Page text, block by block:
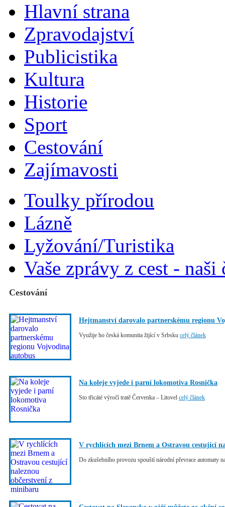
Hlavní strana
Zpravodajství
Publicistika
Kultura
Historie
Sport
Cestování
Zajímavosti
Toulky přírodou
Lázně
Lyžování/Turistika
Vaše zprávy z cest -
Cestování
Hejtmanství darovalo partnerskému regionu
Využije ho česká komunita žijící v Srbsku celý článek
Na koleje vyjede i parní lokomotiva Rosnička
Sto třicáté výročí tratě Červenka – Litovel celý článek
V rychlících mezi Brnem a Ostravou cestující
Do zkušebního provozu spouští národní převrace automaty